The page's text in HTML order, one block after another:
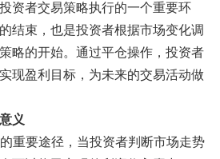
资者交易策略执行的一个重要环
结束，也是投资者根据市场变化调
略的开始。通过平仓操作，投资者
现盈利目标，为未来的交易活动做
义
重要途径，当投资者判断市场走势